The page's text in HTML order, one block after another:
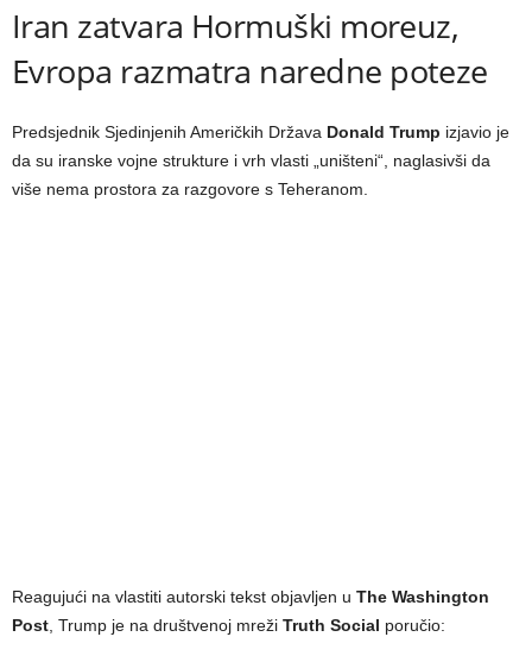
Iran zatvara Hormuški moreuz,
Evropa razmatra naredne poteze
Predsjednik Sjedinjenih Američkih Država Donald Trump izjavio je
da su iranske vojne strukture i vrh vlasti „uništeni“, naglasivši da
više nema prostora za razgovore s Teheranom.
Reagujući na vlastiti autorski tekst objavljen u The Washington
Post , Trump je na društvenoj mreži Truth Social poručio: